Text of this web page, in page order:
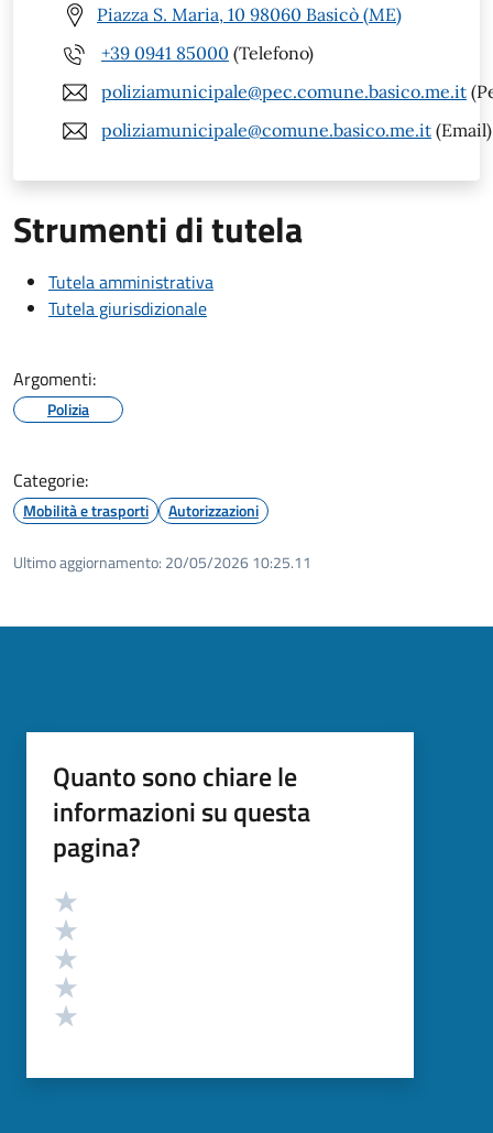
Piazza S. Maria, 10 98060 Basicò (ME)
+39 0941 85000 (Telefono)
poliziamunicipale@pec.comune.basico.me.it
poliziamunicipale@comune.basico.me.it (Email)
Strumenti di tutela
Tutela amministrativa
Tutela giurisdizionale
Argomenti:
Polizia
Categorie:
Mobilità e trasporti Autorizzazioni
Ultimo aggiornamento: 20/05/2026 10:25.11
Quanto sono chiare le
informazioni su questa
pagina?
Valutazione